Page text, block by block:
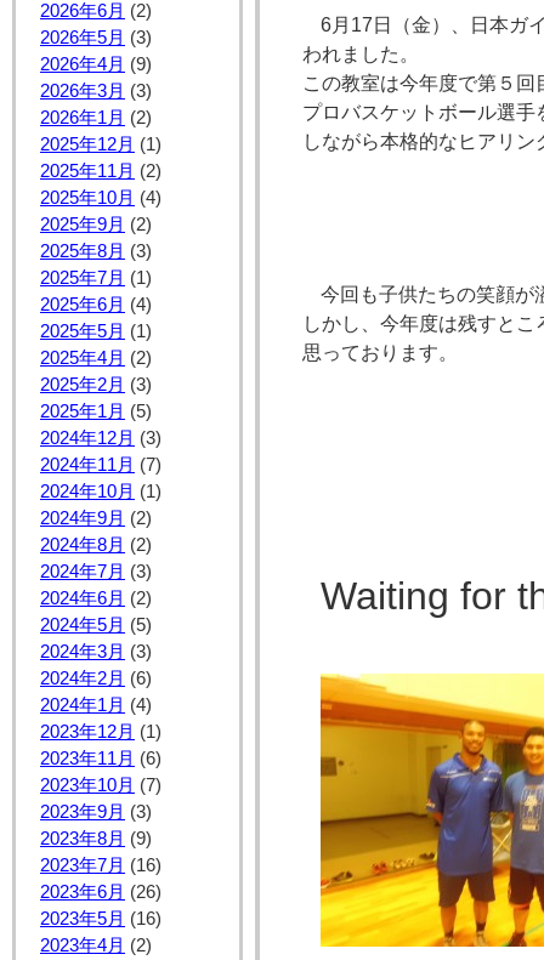
2026年6月 (2)
2026年5月 (3)
2026年4月 (9)
2026年3月 (3)
2026年1月 (2)
2025年12月 (1)
2025年11月 (2)
2025年10月 (4)
2025年9月 (2)
2025年8月 (3)
2025年7月 (1)
2025年6月 (4)
2025年5月 (1)
2025年4月 (2)
2025年2月 (3)
2025年1月 (5)
2024年12月 (3)
2024年11月 (7)
2024年10月 (1)
2024年9月 (2)
2024年8月 (2)
2024年7月 (3)
2024年6月 (2)
2024年5月 (5)
2024年3月 (3)
2024年2月 (6)
2024年1月 (4)
2023年12月 (1)
2023年11月 (6)
2023年10月 (7)
2023年9月 (3)
2023年8月 (9)
2023年7月 (16)
2023年6月 (26)
2023年5月 (16)
2023年4月 (2)
6月17日（金）、日本ガ
われました。
この教室は今年度で第５
プロバスケットボール選
しながら本格的なヒアリ
今回も子供たちの笑顔が
しかし、今年度は残すと
思っております。
Waiting for